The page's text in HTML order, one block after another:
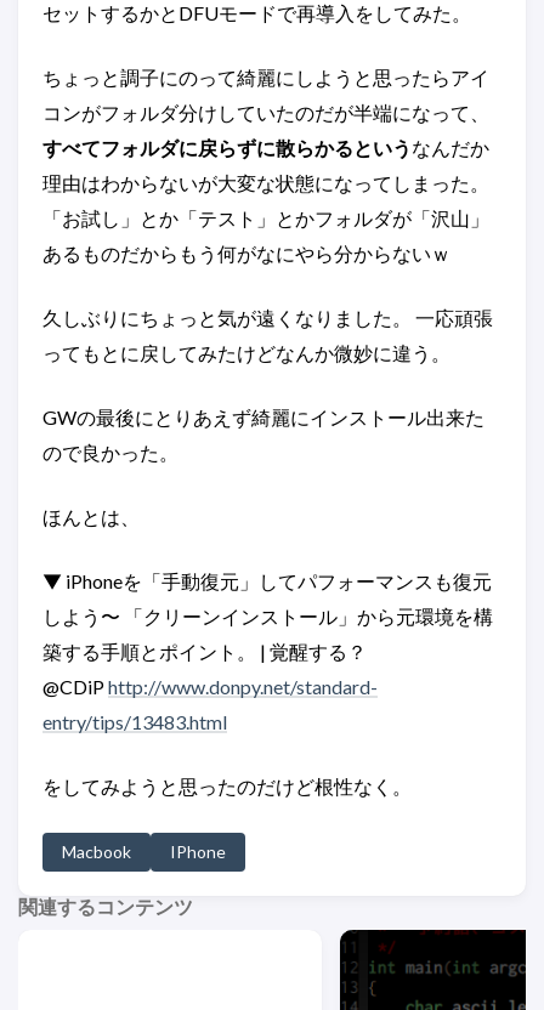
セットするかとDFUモードで再導入をしてみた。
ちょっと調子にのって綺麗にしようと思ったらアイ
コンがフォルダ分けしていたのだが半端になって、
すべてフォルダに戻らずに散らかるという なんだか
理由はわからないが大変な状態になってしまった。
「お試し」とか「テスト」とかフォルダが「沢山」
あるものだからもう何がなにやら分からないｗ
久しぶりにちょっと気が遠くなりました。 一応頑張
ってもとに戻してみたけどなんか微妙に違う。
GWの最後にとりあえず綺麗にインストール出来た
ので良かった。
ほんとは、
▼ iPhoneを「手動復元」してパフォーマンスも復元
しよう〜 「クリーンインストール」から元環境を構
築する手順とポイント。 | 覚醒する？
@CDiPhttp://www.donpy.net/standard-
entry/tips/13483.html
をしてみようと思ったのだけど根性なく。
Macbook IPhone
関連するコンテンツ